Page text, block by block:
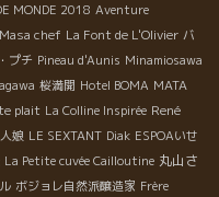
MONDE 2018 Aventure
chef La Font de L'Olivier バ
プチ Pineau d'Aunis Minamiosawa
桜満開 Hotel BOMA MATA
plait La Colline Inspirée René
娘 LE SEXTANT Diak ESPOAいせ
La Petite cuvée Cailloutine 丸山さ
ボジョレ自然派醸造家 Frère